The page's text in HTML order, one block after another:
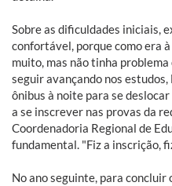
Sobre as dificuldades iniciais,
confortável, porque como era
muito, mas não tinha
seguir avançando nos
ônibus à noite para se
a se inscrever nas provas da
Coordenadoria Regional de
fundamental. "Fiz a inscrição,
No ano seguinte, para concluir